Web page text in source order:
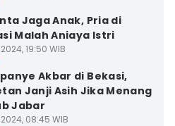
Jaga Anak, Pria di
Malah Aniaya Istri
2024, 19:50 WIB
Akbar di Bekasi,
Janji Asih Jika Menang
Jabar
2024, 08:45 WIB